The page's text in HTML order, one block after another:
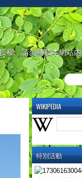
權，請勿轉載本網站
WIKIPEDIA
特別活動